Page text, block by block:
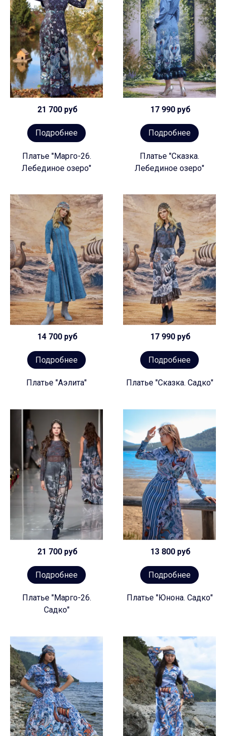
21 700 руб
Подробнее
Платье "Марго-26.
Лебединое озеро"
17 990 руб
Подробнее
Платье "Сказка.
Лебединое озеро"
14 700 руб
Подробнее
Платье "Аэлита"
17 990 руб
Подробнее
Платье "Сказка. Садко"
21 700 руб
Подробнее
Платье "Марго-26.
Садко"
13 800 руб
Подробнее
Платье "Юнона. Садко"